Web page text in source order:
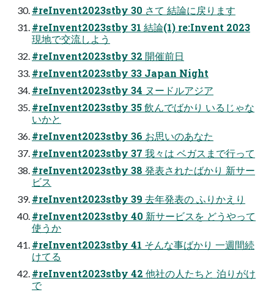
#reInvent2023stby 30 さて 結論に戻ります
#reInvent2023stby 31 結論(1) re:Invent 2023
現地で交流しよう
#reInvent2023stby 32 開催前日
#reInvent2023stby 33 Japan Night
#reInvent2023stby 34 ヌードルアジア
#reInvent2023stby 35 飲んでばかり いるじゃな
いかと
#reInvent2023stby 36 お思いのあなた
#reInvent2023stby 37 我々は ベガスまで行って
#reInvent2023stby 38 発表されたばかり 新サー
ビス
#reInvent2023stby 39 去年発表の ふりかえり
#reInvent2023stby 40 新サービスを どうやって
使うか
#reInvent2023stby 41 そんな事ばかり 一週間続
けてる
#reInvent2023stby 42 他社の人たちと 泊りがけ
で